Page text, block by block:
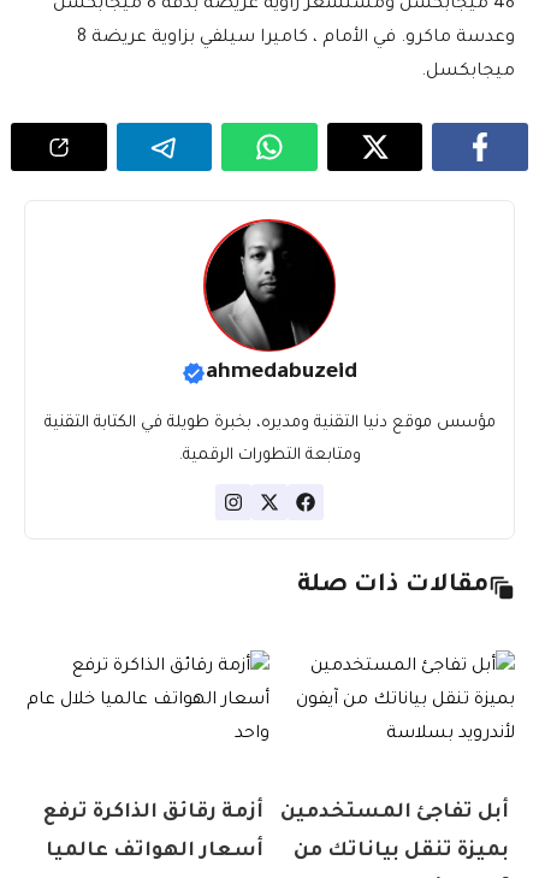
48 ميجابكسل ومستشعر زاوية عريضة بدقة 8 ميجابكسل
وعدسة ماكرو. في الأمام ، كاميرا سيلفي بزاوية عريضة 8
ميجابكسل.
ahmedabuzeid
مؤسس موقع دنيا التقنية ومديره، بخبرة طويلة في الكتابة التقنية
ومتابعة التطورات الرقمية.
مقالات ذات صلة
أبل تفاجئ المستخدمين
بميزة تنقل بياناتك من
أزمة رقائق الذاكرة ترفع
أسعار الهواتف عالميا